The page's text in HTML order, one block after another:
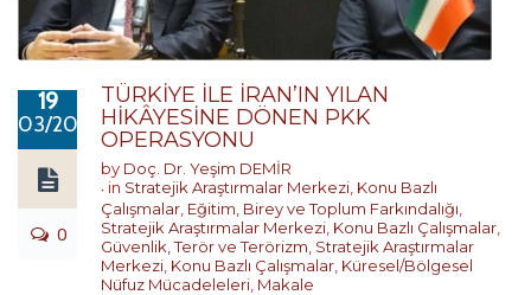
19
03/2019
0
TÜRKİYE İLE İRAN’IN YILAN
HİKÂYESİNE DÖNEN PKK
OPERASYONU
by Doç. Dr. Yeşim DEMİR
in Stratejik Araştırmalar Merkezi Konu Bazlı
Çalışmalar Eğitim, Birey ve Toplum Farkındalığı
Stratejik Araştırmalar Merkezi Konu Bazlı Çalışmalar
Güvenlik, Terör ve Terörizm Stratejik Araştırmalar
Merkezi Konu Bazlı Çalışmalar Küresel/Bölgesel
Nüfuz Mücadeleleri Makale